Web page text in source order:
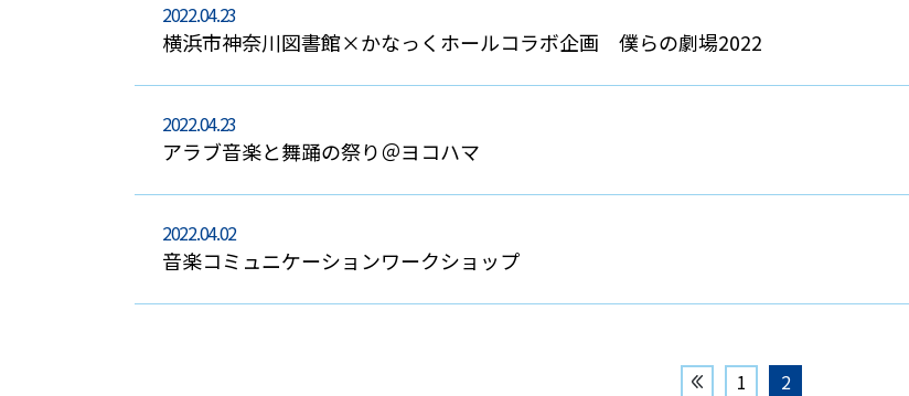
2022.04.23
横浜市神奈川図書館×かなっくホールコラボ企画 僕らの劇場2022
2022.04.23
アラブ音楽と舞踊の祭り＠ヨコハマ
2022.04.02
音楽コミュニケーションワークショップ
1 2